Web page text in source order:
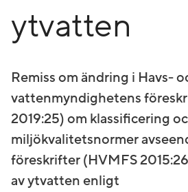
ytvatten
Remiss om ändring i Havs-
vattenmyndighetens
2019:25) om klassificering
miljökvalitetsnormer
föreskrifter (HVMFS
av ytvatten enligt